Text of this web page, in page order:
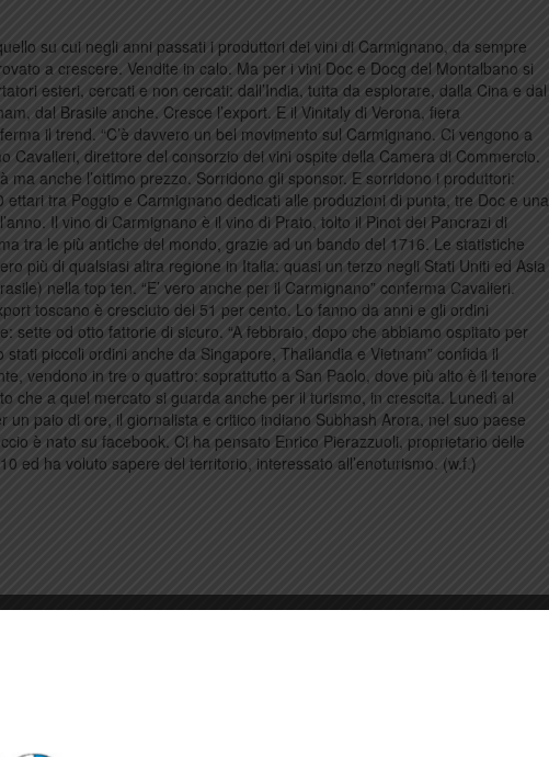
su cui negli anni passati i produttori dei vini di Carmignano, da sempre
a crescere. Vendite in calo. Ma per i vini Doc e Docg del Montalbano si
esteri, cercati e non cercati: dall’India, tutta da esplorare, dalla Cina e dal
dal Brasile anche. Cresce l’export. E il Vinitaly di Verona, fiera
il trend. “C’è davvero un bel movimento sul Carmignano. Ci vengono a
Cavalieri, direttore del consorzio dei vini ospite della Camera di Commercio.
ma anche l’ottimo prezzo. Sorridono gli sponsor. E sorridono i produttori:
tra Poggio e Carmignano dedicati alle produzioni di punta, tre Doc e una
Il vino di Carmignano è il vino di Prato, tolto il Pinot dei Pancrazi di
tra le più antiche del mondo, grazie ad un bando del 1716. Le statistiche
più di qualsiasi altra regione in Italia: quasi un terzo negli Stati Uniti ed Asia
nella top ten. “E’ vero anche per il Carmignano” conferma Cavalieri.
toscano è cresciuto del 51 per cento. Lo fanno da anni e gli ordini
sette od otto fattorie di sicuro. “A febbraio, dopo che abbiamo ospitato per
piccoli ordini anche da Singapore, Thailandia e Vietnam” confida il
vendono in tre o quattro: soprattutto a San Paolo, dove più alto è il tenore
che a quel mercato si guarda anche per il turismo, in crescita. Lunedì al
paio di ore, il giornalista e critico indiano Subhash Arora, nel suo paese
è nato su facebook. Ci ha pensato Enrico Pierazzuoli, proprietario delle
ed ha voluto sapere del territorio, interessato all’enoturismo. (w.f.)